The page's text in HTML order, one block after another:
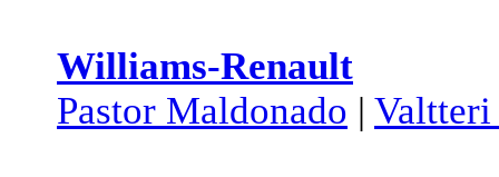
Williams-Renault
Pastor Maldonado | Valtteri